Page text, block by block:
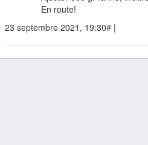
En route!
23 septembre 2021, 19:30#|